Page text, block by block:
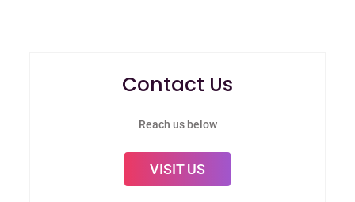
Contact Us
Reach us below
VISIT US